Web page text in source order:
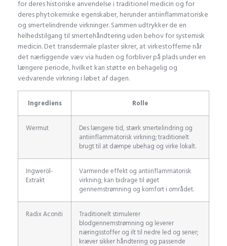
for deres historiske anvendelse i traditionel medicin og for
deres phytokemiske egenskaber, herunder antiinflammatoriske
og smertelindrende virkninger. Sammen udtrykker de en
helhedstilgang til smertehåndtering uden behov for systemisk
medicin. Det transdermale plaster sikrer, at virkestofferne når
det nærliggende væv via huden og forbliver på plads under en
længere periode, hvilket kan støtte en behagelig og
vedvarende virkning i løbet af dagen.
Ingrediens Rolle
Wermut
Des længere tid, stærk smertelindring og
antiinflammatorisk virkning; traditionelt
brugt til at dæmpe ubehag og virke lokalt.
Ingweröl-
Extrakt
Varmende effekt og antiinflammatorisk
virkning; kan bidrage til øget
gennemstrømning og komfort i området.
Radix Aconiti
Traditionelt stimulerer
blodgennemstrømning og leverer
næringsstoffer og ilt til nedre led og sener;
kræver sikker håndtering og passende